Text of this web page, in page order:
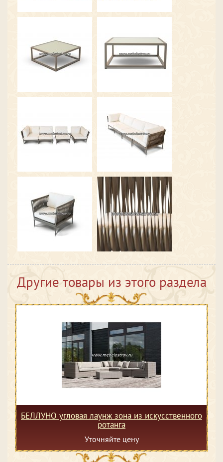
Другие товары из этого раздела
БЕЛЛУНО угловая лаунж зона из искусственного
ротанга
Уточняйте цену